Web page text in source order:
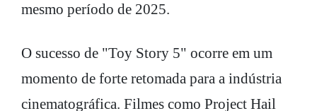
mesmo período de 2025.
O sucesso de "Toy Story 5" ocorre em um
momento de forte retomada para a indústria
cinematográfica. Filmes como Project Hail